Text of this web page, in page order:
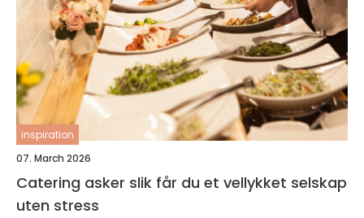
inspiration
07. March 2026
Catering asker slik får du et vellykket selskap
uten stress